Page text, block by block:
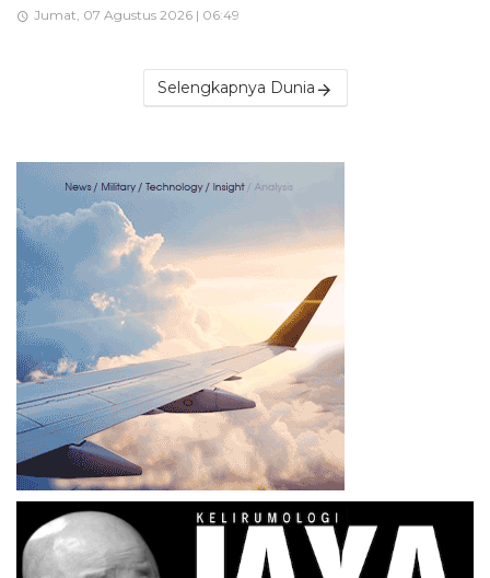
Jumat, 07 Agustus 2026 | 06:49
Selengkapnya Dunia